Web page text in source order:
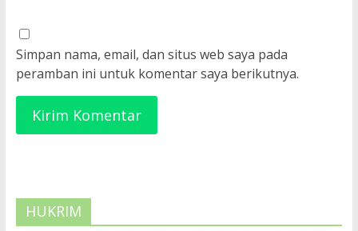
Simpan nama, email, dan situs web saya pada
peramban ini untuk komentar saya berikutnya.
HUKRIM